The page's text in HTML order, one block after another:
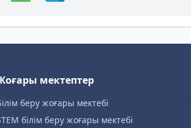
мектептер
беру жоғары мектебі
білім беру жоғары мектебі